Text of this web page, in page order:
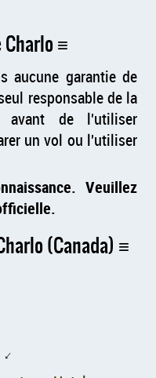
Charlo
aucune garantie de
responsable de la
avant de l'utiliser
un vol ou l'utiliser
Veuillez
(Canada)
↑